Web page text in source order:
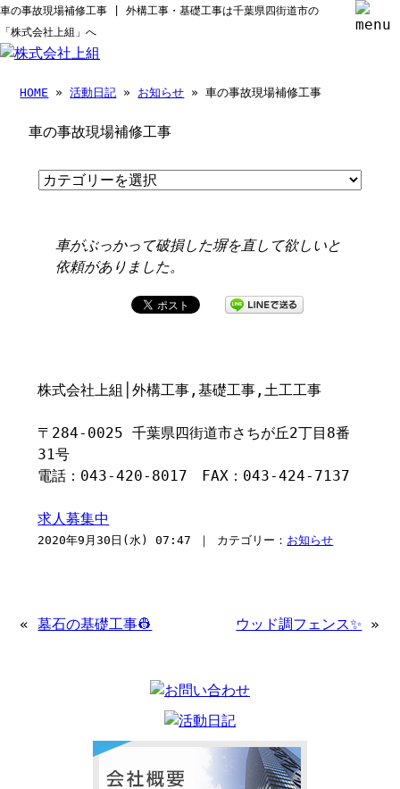
車の事故現場補修工事 | 外構工事・基礎工事は千葉県四街道市の
「株式会社上組」へ
HOME »活動日記 » お知らせ » 車の事故現場補修工事
車の事故現場補修工事
車がぶっかって破損した塀を直して欲しいと
依頼がありました。
株式会社上組│外構工事,基礎工事,土工工事
〒284-0025 千葉県四街道市さちが丘2丁目8番
31号
電話：043-420-8017 FAX：043-424-7137
求人募集中
2020年9月30日(水) 07:47 ｜ カテゴリー： お知らせ
«墓石の基礎工事👷 ウッド調フェンス✨ »